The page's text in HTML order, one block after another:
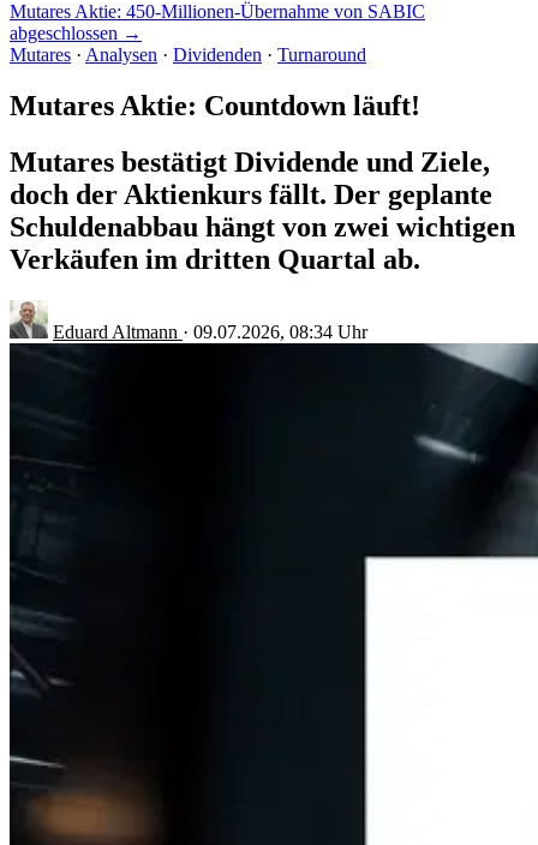
Mutares Aktie: 450-Millionen-Übernahme von SABIC
abgeschlossen →
Mutares · Analysen · Dividenden · Turnaround
Mutares Aktie: Countdown läuft!
Mutares bestätigt Dividende und Ziele,
doch der Aktienkurs fällt. Der geplante
Schuldenabbau hängt von zwei wichtigen
Verkäufen im dritten Quartal ab.
Eduard Altmann · 09.07.2026, 08:34 Uhr